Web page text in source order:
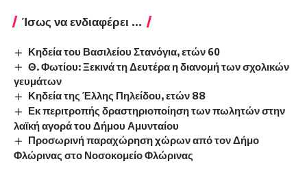
Ίσως να ενδιαφέρει ...
Κηδεία του Βασιλείου Στανόγια, ετών 60
Θ. Φωτίου: Ξεκινά τη Δευτέρα η διανομή των σχολικών
γευμάτων
Κηδεία της Έλλης Πηλείδου, ετών 88
Εκ περιτροπής δραστηριοποίηση των πωλητών στην
λαϊκή αγορά του Δήμου Αμυνταίου
Προσωρινή παραχώρηση χώρων από τον Δήμο
Φλώρινας στο Νοσοκομείο Φλώρινας